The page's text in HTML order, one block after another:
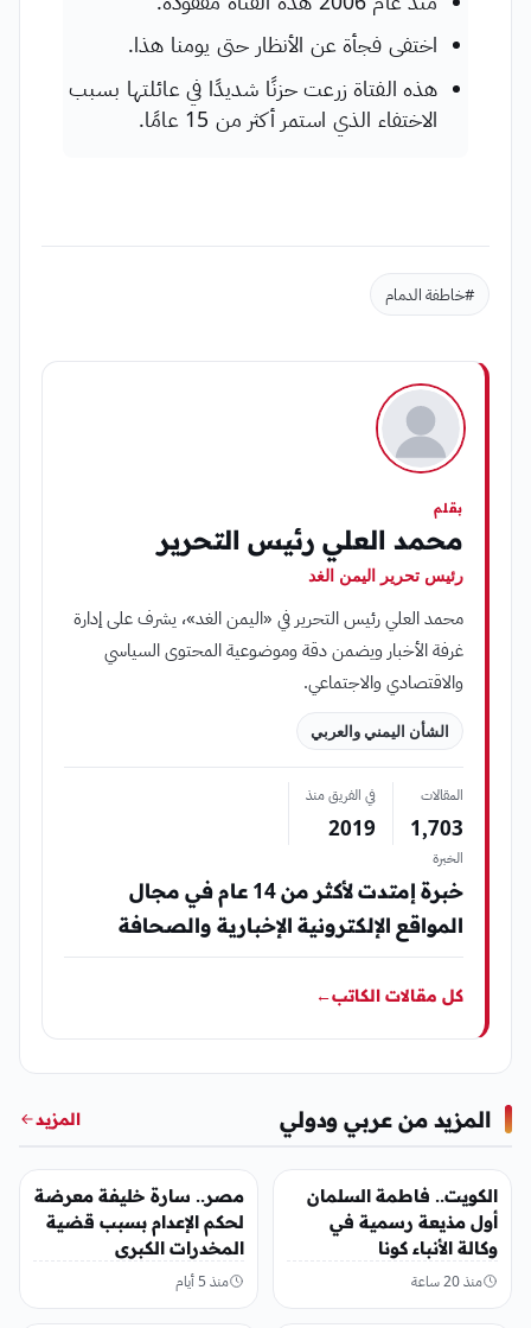
اختفى فجأة عن الأنظار حتى يومنا هذا.
هذه الفتاة زرعت حزنًا شديدًا في عائلتها بسبب
الاختفاء الذي استمر أكثر من 15 عامًا.
#خاطفة الدمام
بقلم
محمد العلي رئيس التحرير
رئيس تحرير اليمن الغد
محمد العلي رئيس التحرير في «اليمن الغد»، يشرف على إدارة
غرفة الأخبار ويضمن دقة وموضوعية المحتوى السياسي
والاقتصادي والاجتماعي.
الشأن اليمني والعربي
المقالات
1٬703
في الفريق منذ
2019
الخبرة
خبرة إمتدت لأكثر من 14 عام في مجال
المواقع الإلكترونية الإخبارية والصحافة
كل مقالات الكاتب←
المزيد من عربي ودولي المزيد
الكويت.. فاطمة السلمان
أول مذيعة رسمية في
وكالة الأنباء كونا
منذ 20 ساعة
مصر.. سارة خليفة معرضة
لحكم الإعدام بسبب قضية
المخدرات الكبرى
منذ 5 أيام